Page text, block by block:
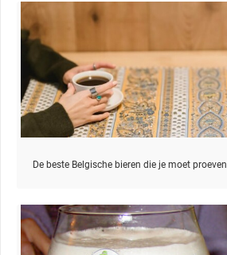
De beste Belgische bieren die je moet proeven